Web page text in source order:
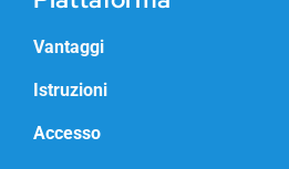
Vantaggi
Istruzioni
Accesso